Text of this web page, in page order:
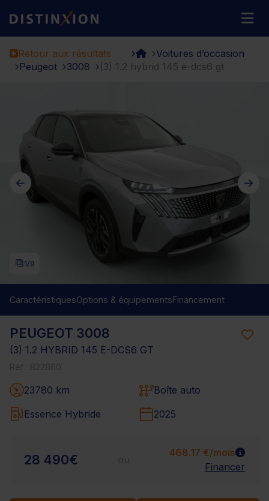
Distinxion
Retour aux résultats
Voitures d’occasion
Peugeot
3008 (3) 1.2 hybrid 145 e-dcs6 gt
PEUGEOT 3008
(3) 1.2 HYBRID 145 E-DCS6 GT
23780 km
Boîte auto
Essence Hybride
2025
28 490€
468.17 €/mois
Financer
1/9
CaractéristiquesOptions & équipementsFinancement